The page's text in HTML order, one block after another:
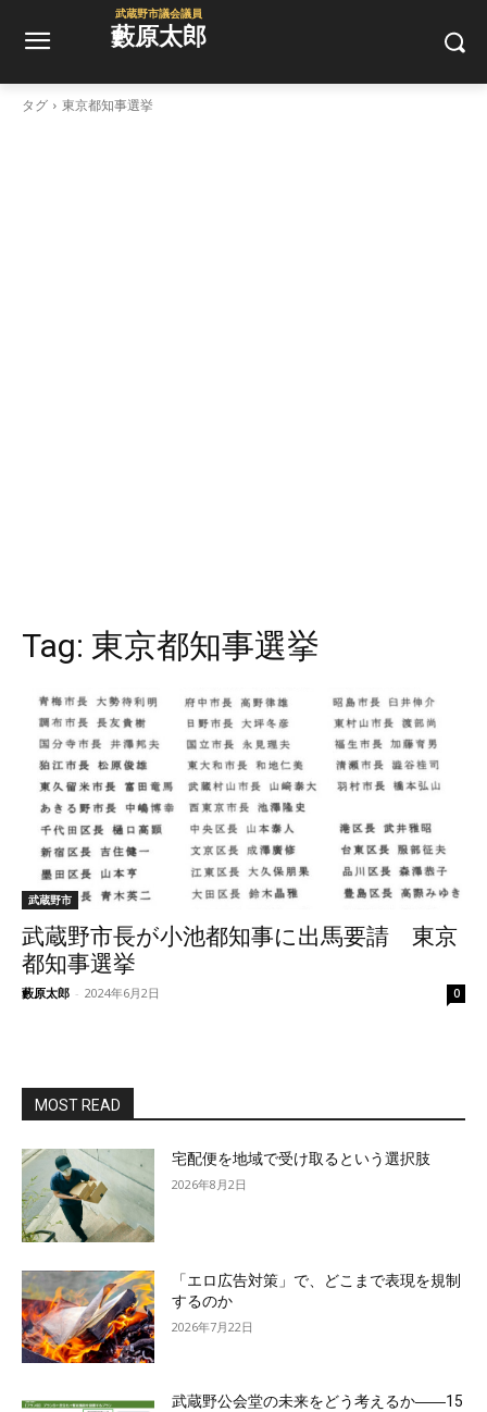
武蔵野市議会議員
藪原太郎
タグ 東京都知事選挙
Tag: 東京都知事選挙
武蔵野市
武蔵野市長が小池都知事に出馬要請 東京
都知事選挙
藪原太郎 - 2024年6月2日 0
MOST READ
宅配便を地域で受け取るという選択肢
2026年8月2日
「エロ広告対策」で、どこまで表現を規制
するのか
2026年7月22日
武蔵野公会堂の未来をどう考えるか――15